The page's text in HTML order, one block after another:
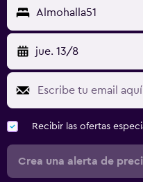
Almohalla51
jue. 13/8
Recibir las ofertas
Crea una alerta de